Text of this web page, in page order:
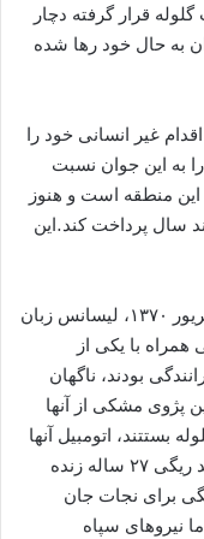
قرار گرفته دچار
به حال خود رها شده
غیر انسانی خود را
به این جوان نسبت
این منطقه است و هنوز
سال پرداخت کند.این
زندانی دیگری به نام حسین ریگی متولد شهریور ۱۳۷۰، لیسانس زبان
با یکی از
بودند، ناگهان
پژوی مشکی از آنها
بستتند، اتومبیل آنها
دچار حریق گردید و راننده اتومبیل شیر احمد ریگی ۲۷ ساله زنده
برای نجات جان
نیروهای سپاه